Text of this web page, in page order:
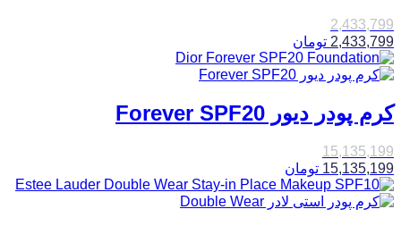
2,433,799
2,433,799 تومان
کرم پودر دیور Forever SPF20
15,135,199
15,135,199 تومان